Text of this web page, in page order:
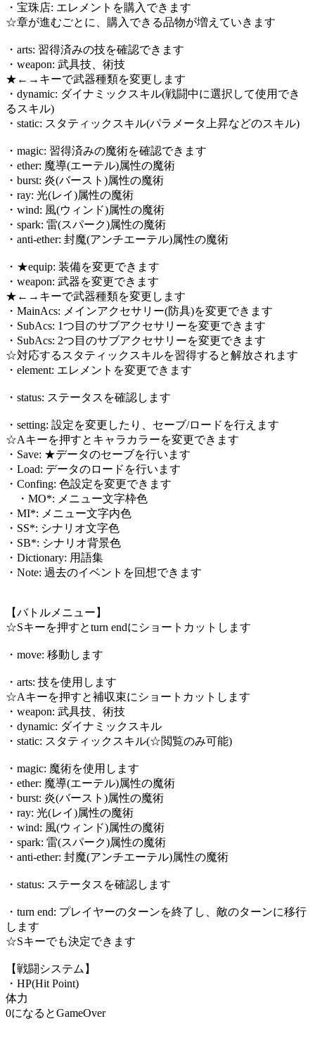
・宝珠店: エレメントを購入できます
☆章が進むごとに、購入できる品物が増えていきます
・arts: 習得済みの技を確認できます
・weapon: 武具技、術技
★←→キーで武器種類を変更します
・dynamic: ダイナミックスキル(戦闘中に選択して使用でき
るスキル)
・static: スタティックスキル(パラメータ上昇などのスキル)
・magic: 習得済みの魔術を確認できます
・ether: 魔導(エーテル)属性の魔術
・burst: 炎(バースト)属性の魔術
・ray: 光(レイ)属性の魔術
・wind: 風(ウィンド)属性の魔術
・spark: 雷(スパーク)属性の魔術
・anti-ether: 封魔(アンチエーテル)属性の魔術
・★equip: 装備を変更できます
・weapon: 武器を変更できます
★←→キーで武器種類を変更します
・MainAcs: メインアクセサリー(防具)を変更できます
・SubAcs: 1つ目のサブアクセサリーを変更できます
・SubAcs: 2つ目のサブアクセサリーを変更できます
☆対応するスタティックスキルを習得すると解放されます
・element: エレメントを変更できます
・status: ステータスを確認します
・setting: 設定を変更したり、セーブ/ロードを行えます
☆Aキーを押すとキャラカラーを変更できます
・Save: ★データのセーブを行います
・Load: データのロードを行います
・Confing: 色設定を変更できます
・MO*: メニュー文字枠色
・MI*: メニュー文字内色
・SS*: シナリオ文字色
・SB*: シナリオ背景色
・Dictionary: 用語集
・Note: 過去のイベントを回想できます
【バトルメニュー】
☆Sキーを押すとturn endにショートカットします
・move: 移動します
・arts: 技を使用します
☆Aキーを押すと補収束にショートカットします
・weapon: 武具技、術技
・dynamic: ダイナミックスキル
・static: スタティックスキル(☆閲覧のみ可能)
・magic: 魔術を使用します
・ether: 魔導(エーテル)属性の魔術
・burst: 炎(バースト)属性の魔術
・ray: 光(レイ)属性の魔術
・wind: 風(ウィンド)属性の魔術
・spark: 雷(スパーク)属性の魔術
・anti-ether: 封魔(アンチエーテル)属性の魔術
・status: ステータスを確認します
・turn end: プレイヤーのターンを終了し、敵のターンに移行
します
☆Sキーでも決定できます
【戦闘システム】
・HP(Hit Point)
体力
0になるとGameOver